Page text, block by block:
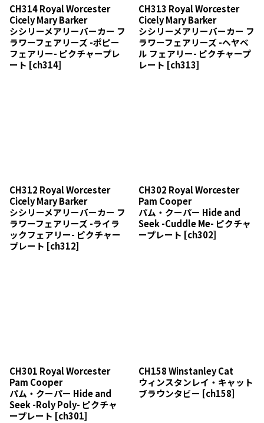
CH314 Royal Worcester
Cicely Mary Barker
シシリーメアリーバーカー フ
ラワーフェアリーズ -ポピー
フェアリー- ピクチャープレ
ート [ch314]
CH313 Royal Worcester
Cicely Mary Barker
シシリーメアリーバーカー フ
ラワーフェアリーズ -ヘヤベ
ル フェアリー- ピクチャープ
レート [ch313]
CH312 Royal Worcester
Cicely Mary Barker
シシリーメアリーバーカー フ
ラワーフェアリーズ -ライラ
ックフェアリー- ピクチャー
プレート [ch312]
CH302 Royal Worcester
Pam Cooper
パム・クーパー Hide and
Seek -Cuddle Me- ピクチャ
ープレート [ch302]
CH301 Royal Worcester
Pam Cooper
パム・クーパー Hide and
Seek -Roly Poly- ピクチャ
ープレート [ch301]
CH158 Winstanley Cat
ウィンスタンレイ・キャット
ブラウンタビー [ch158]